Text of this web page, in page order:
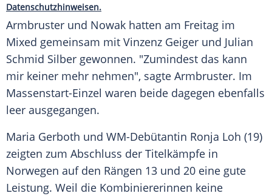
Datenschutzhinweisen.
Armbruster und Nowak hatten am Freitag im
Mixed gemeinsam mit Vinzenz Geiger und Julian
Schmid Silber gewonnen. "Zumindest das kann
mir keiner mehr nehmen", sagte Armbruster. Im
Massenstart-Einzel waren beide dagegen ebenfalls
leer ausgegangen.
Maria Gerboth und WM-Debütantin Ronja Loh (19)
zeigten zum Abschluss der Titelkämpfe in
Norwegen auf den Rängen 13 und 20 eine gute
Leistung. Weil die Kombiniererinnen keine